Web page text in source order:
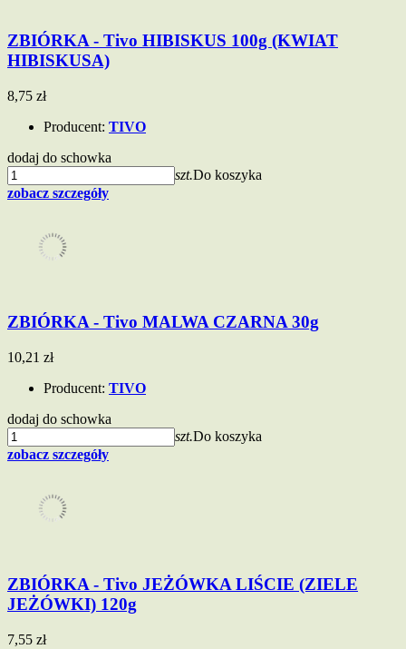
ZBIÓRKA - Tivo HIBISKUS 100g (KWIAT
HIBISKUSA)
8,75 zł
Producent: TIVO
dodaj do schowka
szt.Do koszyka
zobacz szczegóły
ZBIÓRKA - Tivo MALWA CZARNA 30g
10,21 zł
Producent: TIVO
dodaj do schowka
szt.Do koszyka
zobacz szczegóły
ZBIÓRKA - Tivo JEŻÓWKA LIŚCIE (ZIELE
JEŻÓWKI) 120g
7,55 zł